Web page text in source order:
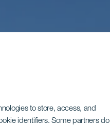
to store, access, and
identifiers. Some partners do